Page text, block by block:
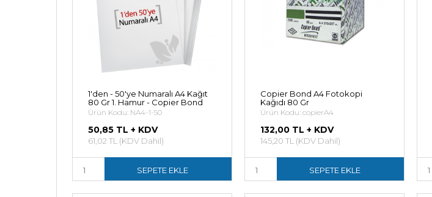
1'den - 50'ye Numaralı A4 Kağıt
80 Gr 1. Hamur - Copier Bond
Ürün Kodu: NA4-1-50
50,85 TL + KDV
61,02 TL (KDV Dahil)
SEPETE EKLE
Copier Bond A4 Fotokopi
Kağıdı 80 Gr
Ürün Kodu: copierA4
132,00 TL + KDV
145,20 TL (KDV Dahil)
SEPETE EKLE